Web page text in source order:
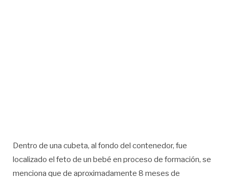
Dentro de una cubeta, al fondo del contenedor, fue
localizado el feto de un bebé en proceso de formación, se
menciona que de aproximadamente 8 meses de